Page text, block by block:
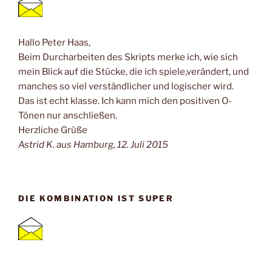
Hallo Peter Haas,
Beim Durcharbeiten des Skripts merke ich, wie sich
mein Blick auf die Stücke, die ich spiele,verändert, und
manches so viel verständlicher und logischer wird.
Das ist echt klasse. Ich kann mich den positiven O-
Tönen nur anschließen.
Herzliche Grüße
Astrid K. aus Hamburg, 12. Juli 2015
DIE KOMBINATION IST SUPER